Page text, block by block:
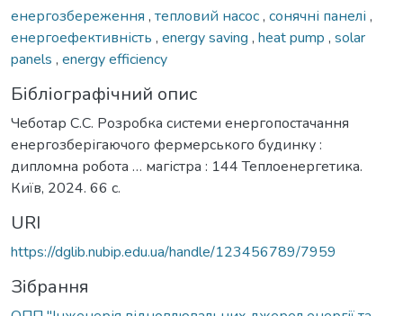
енергозбереження , тепловий насос, сонячні панелі ,
енергоефективність , energy saving , heat pump , solar
panels , energy efficiency
Бібліографічний опис
Чеботар С.С. Розробка системи енергопостачання
енергозберігаючого фермерського будинку :
дипломна робота … магістра : 144 Теплоенергетика.
Київ, 2024. 66 с.
URI
https://dglib.nubip.edu.ua/handle/123456789/7959
Зібрання